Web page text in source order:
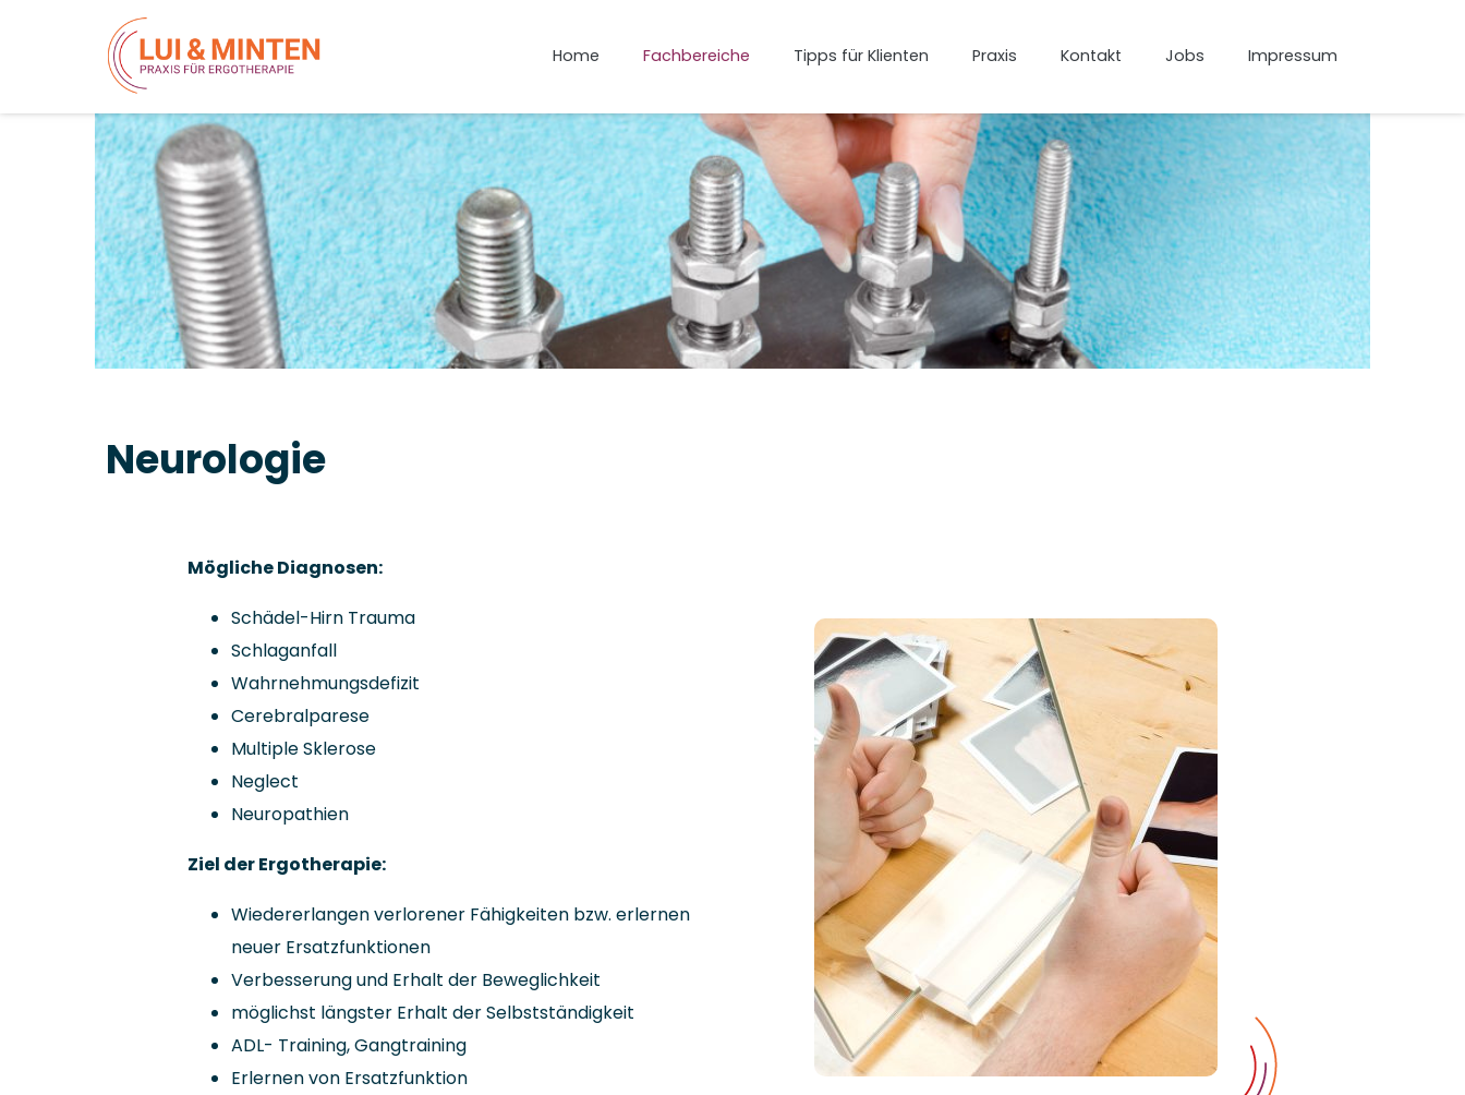
Home Fachbereiche Tipps für Klienten Praxis Kontakt Jobs Impressum
Neurologie
Mögliche Diagnosen:
Schädel-Hirn Trauma
Schlaganfall
Wahrnehmungsdefizit
Cerebralparese
Multiple Sklerose
Neglect
Neuropathien
Ziel der Ergotherapie:
Wiedererlangen verlorener Fähigkeiten bzw. erlernen
neuer Ersatzfunktionen
Verbesserung und Erhalt der Beweglichkeit
möglichst längster Erhalt der Selbstständigkeit
ADL- Training, Gangtraining
Erlernen von Ersatzfunktion